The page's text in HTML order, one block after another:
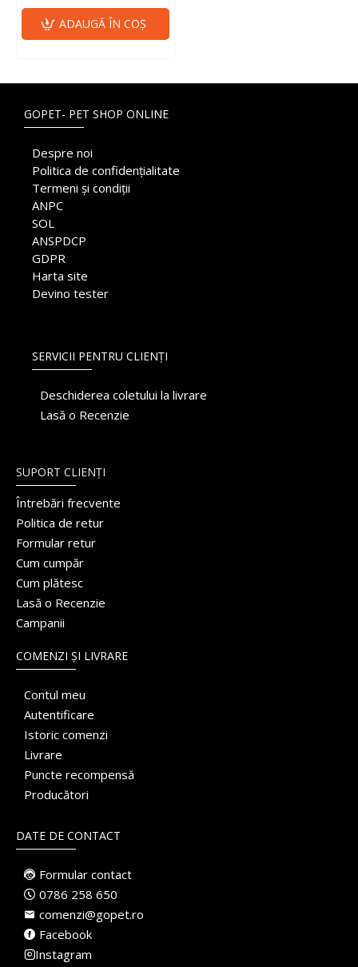
ADAUGĂ ÎN COŞ
GOPET- PET SHOP ONLINE
Despre noi
Politica de confidențialitate
Termeni și condiții
ANPC
SOL
ANSPDCP
GDPR
Harta site
Devino tester
SERVICII PENTRU CLIENȚI
Deschiderea coletului la livrare
Lasă o Recenzie
SUPORT CLIENȚI
Întrebări frecvente
Politica de retur
Formular retur
Cum cumpăr
Cum plătesc
Lasă o Recenzie
Campanii
COMENZI ȘI LIVRARE
Contul meu
Autentificare
Istoric comenzi
Livrare
Puncte recompensă
Producători
DATE DE CONTACT
Formular contact
0786 258 650
comenzi@gopet.ro
Facebook
Instagram